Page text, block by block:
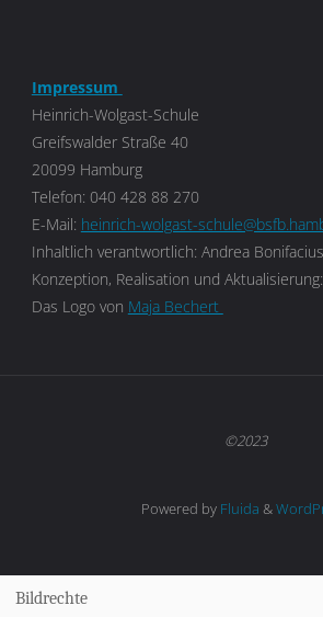
Impressum
Heinrich-Wolgast-Schule
Greifswalder Straße 40
20099 Hamburg
Telefon: 040 428 88 270
E-Mail: heinrich-wolgast-
Inhaltlich verantwortlich: Andrea Bonifacius
Konzeption, Realisation und
Das Logo von Maja Bechert
©2023
Powered byFluida &
Bildrechte